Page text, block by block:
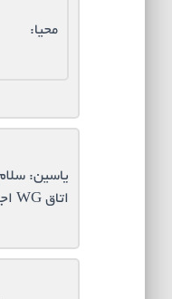
محیا:
یاسین:
اتاق WG اجاره کنیم میشه ملده کرد؟